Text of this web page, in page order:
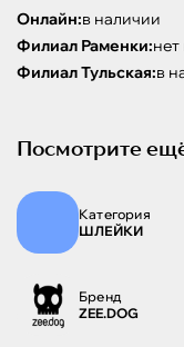
Онлайн:в наличии
Филиал Раменки:
Филиал Тульская:в
Посмотрите
Категория
ШЛЕЙКИ
Бренд
ZEE.DOG